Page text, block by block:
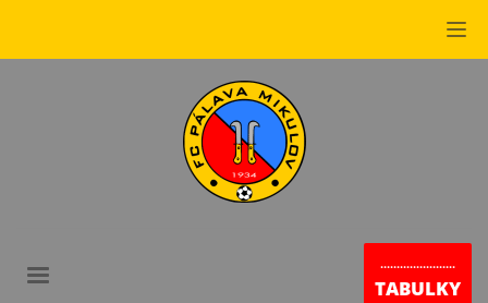
.......................
TABULKY